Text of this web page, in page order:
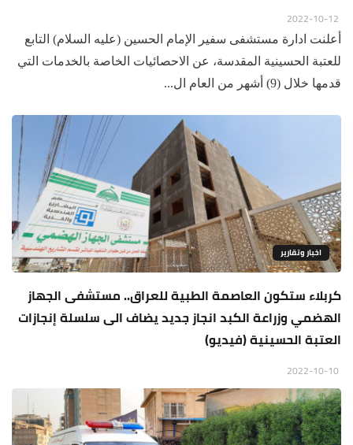
أعلنت ادارة مستشفى سفير الإمام الحسين (عليه السلام) التابع
للعتبة الحسينية المقدسة، عن الاحصائيات الخاصة بالخدمات التي
قدمها خلال (9) أشهر من العام ال...
اخبار وتقارير
كربلاء ستكون العاصمة الطبية للعراق.. مستشفى الجهاز
الهضمي وزراعة الكبد انجاز جديد يضاف الى سلسلة إنجازات
العتبة الحسينية (فيديو)